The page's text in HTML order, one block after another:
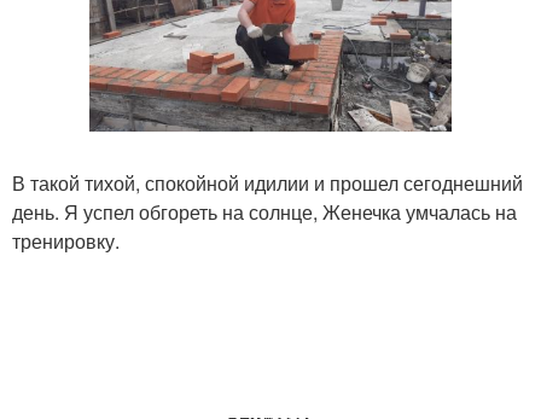
В такой тихой, спокойной идилии и прошел сегоднешний
день. Я успел обгореть на солнце, Женечка умчалась на
тренировку.